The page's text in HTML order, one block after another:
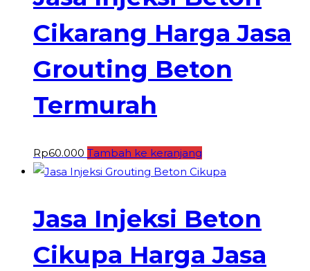
Cikarang Harga Jasa
Grouting Beton
Termurah
Rp60.000 Tambah ke keranjang
Jasa Injeksi Beton
Cikupa Harga Jasa